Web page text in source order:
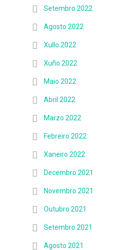
Setembro 2022
Agosto 2022
Xullo 2022
Xuño 2022
Maio 2022
Abril 2022
Marzo 2022
Febreiro 2022
Xaneiro 2022
Decembro 2021
Novembro 2021
Outubro 2021
Setembro 2021
Agosto 2021